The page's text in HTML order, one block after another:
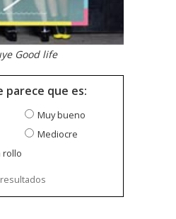
Good life
parece que es:
Muy bueno
Mediocre
rollo